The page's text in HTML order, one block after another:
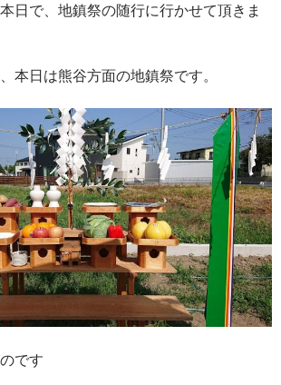
日で、地鎮祭の随行に行かせて頂きま
本日は熊谷方面の地鎮祭です。
です